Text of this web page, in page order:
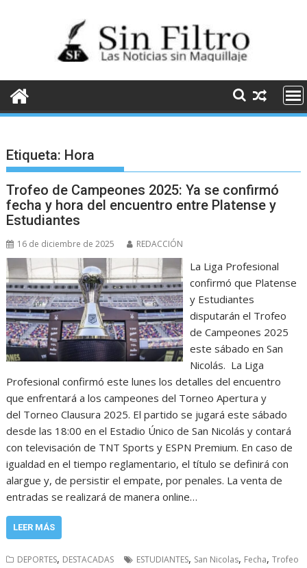
Etiqueta: Hora
Trofeo de Campeones 2025: Ya se confirmó
fecha y hora del encuentro entre Platense y
Estudiantes
16 de diciembre de 2025 REDACCIÓN
La Liga Profesional
confirmó que Platense
y Estudiantes
disputarán el Trofeo
de Campeones 2025
este sábado en San
Nicolás. La Liga
Profesional confirmó este lunes los detalles del encuentro
que enfrentará a los campeones del Torneo Apertura y
del Torneo Clausura 2025. El partido se jugará este sábado
desde las 18:00 en el Estadio Único de San Nicolás y contará
con televisación de TNT Sports y ESPN Premium. En caso de
igualdad en el tiempo reglamentario, el título se definirá con
alargue y, de persistir el empate, por penales. La venta de
entradas se realizará de manera online…
LEER MÁS
DEPORTES, DESTACADAS ESTUDIANTES, San Nicolas, Fecha,Trofeo